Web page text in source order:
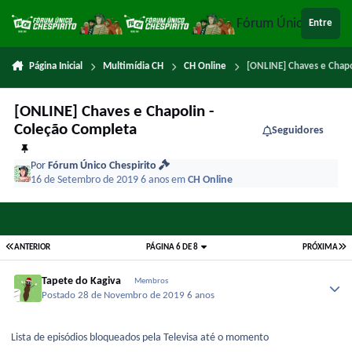
Fórum ÚnicoEntre
Página Inicial Multimídia CH CH Online [ONLINE] Chaves e
[ONLINE] Chaves e Chapolin -
Coleção Completa
Seguidores
PorFórum Único Chespirito
16 de Setembro de 20196 anosemCH Online
ANTERIOR PRÓXIMA
PÁGINA 6 DE 8
Tapete do Kagiva Membros
Postado28 de Novembro de 20196 anos
Lista de episódios bloqueados pela Televisa até o momento